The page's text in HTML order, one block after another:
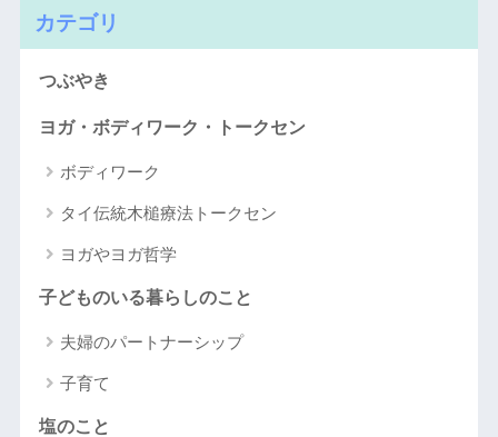
カテゴリ
つぶやき
ヨガ・ボディワーク・トークセン
ボディワーク
タイ伝統木槌療法トークセン
ヨガやヨガ哲学
子どものいる暮らしのこと
夫婦のパートナーシップ
子育て
塩のこと